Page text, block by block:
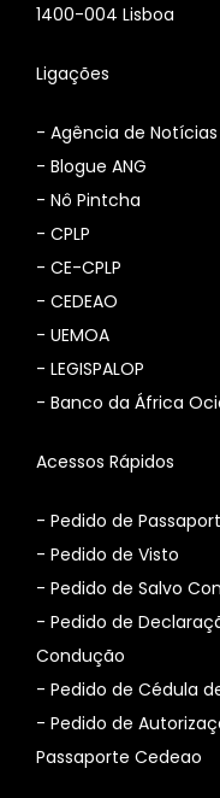
1400-004 Lisboa
Ligações
- Agência de
- Blogue ANG
- Nô Pintcha
- CPLP
- CE-CPLP
- CEDEAO
- UEMOA
- LEGISPALOP
- Banco da África
Acessos Rápidos
- Pedido de
- Pedido de Visto
- Pedido de Salvo
- Pedido de
Condução
- Pedido de Cédula
- Pedido de
Passaporte Cedeao